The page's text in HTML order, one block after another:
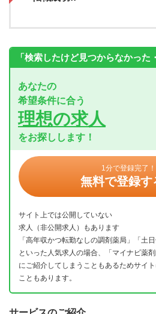
「検索したけど見つからなかった
あなたの
希望条件に合う
理想の求人
をお探しします！
1分で登録完了！
無料で登録す
サイト上では公開していない
求人（非公開求人）もあります
「高年収かつ転勤なしの調剤薬局」「土
といった人気求人の場合、「マイナビ薬
にご紹介してしまうこともあるためサイ
こともあります。